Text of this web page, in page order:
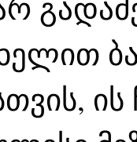
ის